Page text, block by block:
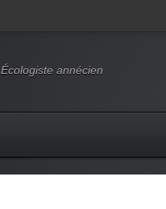
Écologiste annécien